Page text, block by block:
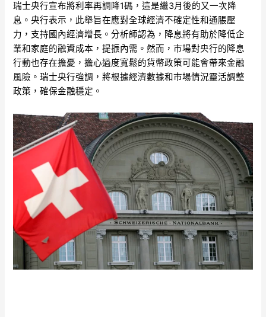
瑞士央行宣布將利率再調降1碼，這是繼3月後的又一次降
息。央行表示，此舉旨在應對全球經濟不確定性和通脹壓
力，支持國內經濟增長。分析師認為，降息將有助於降低企
業和家庭的融資成本，提振內需。然而，市場對央行的降息
行動也存在擔憂，擔心過度寬鬆的貨幣政策可能會帶來金融
風險。瑞士央行強調，將根據經濟數據和市場情況靈活調整
政策，確保金融穩定。